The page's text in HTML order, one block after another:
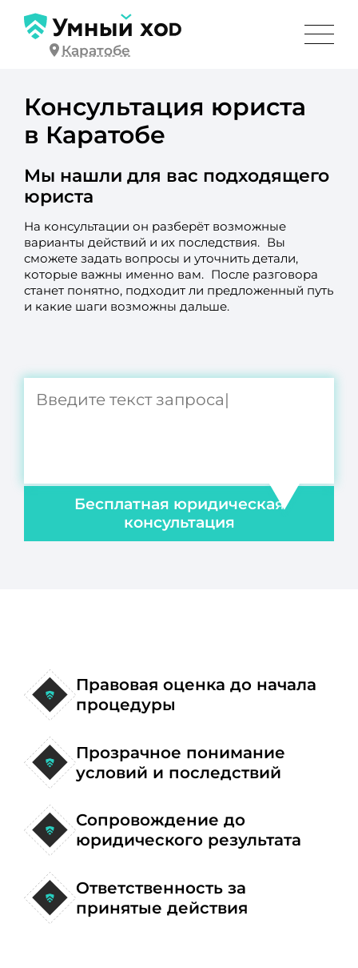
Каратобе
Консультация юриста
в Каратобе
Мы нашли для вас подходящего
юриста
На консультации он разберёт возможные
варианты действий и их последствия. Вы
сможете задать вопросы и уточнить детали,
которые важны именно вам. После разговора
станет понятно, подходит ли предложенный путь
и какие шаги возможны дальше.
Бесплатная юридическая
консультация
Правовая оценка до начала
процедуры
Прозрачное понимание
условий и последствий
Сопровождение до
юридического результата
Ответственность за
принятые действия